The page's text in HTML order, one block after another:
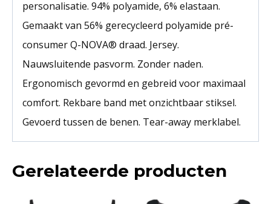
personalisatie. 94% polyamide, 6% elastaan.
Gemaakt van 56% gerecycleerd polyamide pré-
consumer Q-NOVA® draad. Jersey.
Nauwsluitende pasvorm. Zonder naden.
Ergonomisch gevormd en gebreid voor maximaal
comfort. Rekbare band met onzichtbaar stiksel.
Gevoerd tussen de benen. Tear-away merklabel.
Gerelateerde producten